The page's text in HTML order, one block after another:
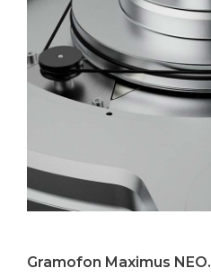
Gramofon Maximus NEO.